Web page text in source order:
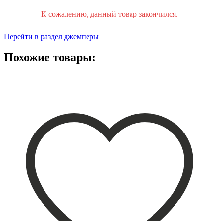
К сожалению, данный товар закончился.
Перейти в раздел джемперы
Похожие товары: